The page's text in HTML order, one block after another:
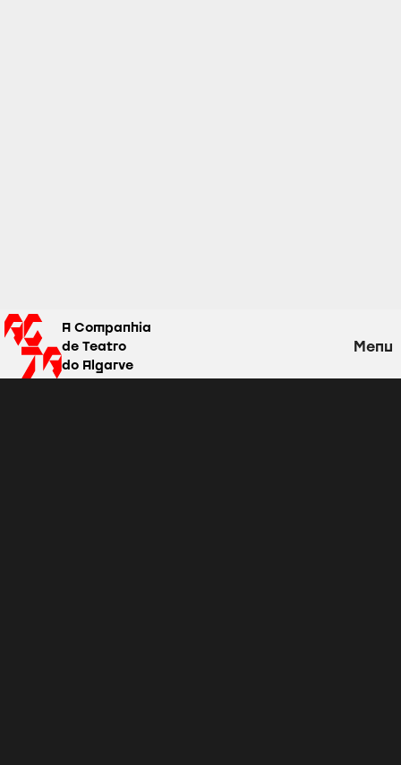
A Companhia
de Teatro
do Algarve
Menu